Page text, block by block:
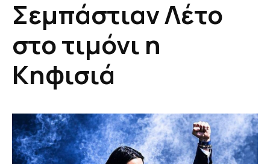
Σεμπάστιαν Λέτο
στο τιμόνι η
Κηφισιά